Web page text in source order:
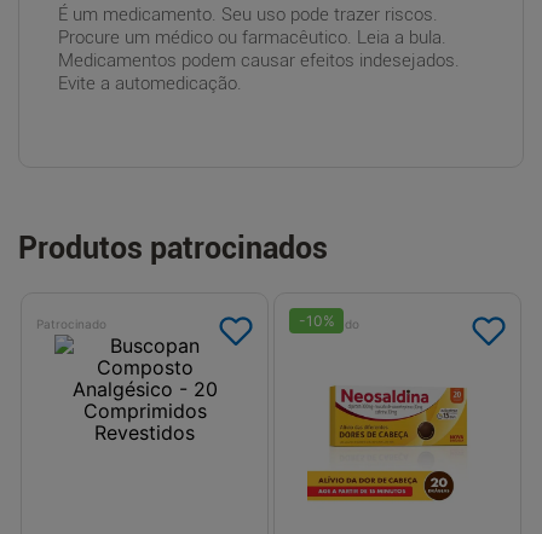
É um medicamento. Seu uso pode trazer riscos.
Procure um médico ou farmacêutico. Leia a bula.
Medicamentos podem causar efeitos indesejados.
Evite a automedicação.
Produtos patrocinados
Patrocinado Patrocinado
-10%